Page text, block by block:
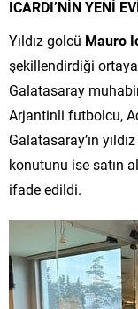
ICARDI’NİN YENİ
Yıldız golcü Mauro
şekillendirdiği ortaya
Galatasaray
Arjantinli futbolcu,
Galatasaray’ın
konutunu ise satın
ifade edildi.